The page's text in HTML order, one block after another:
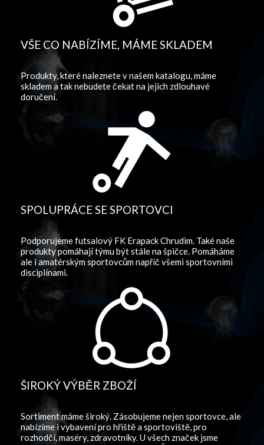
VŠE CO NABÍZÍME, MÁME SKLADEM
Produkty, které naleznete v našem katalogu, máme
skladem a tak nebudete čekat na jejich zdlouhavé
doručení.
SPOLUPRÁCE SE SPORTOVCI
Podporujeme futsalový FK Erapack Chrudim. Také naše
produkty pomáhají týmu být stále na špičce. Pomáháme
ale i amatérským sportovcům napříč všemi sportovními
disciplínami.
ŠIROKÝ VÝBĚR ZBOŽÍ
Sortiment máme široký. Zásobujeme nejen sportovce, ale
nabízíme i vybavení pro hřiště a sportoviště, pro
rozhodčí, maséry, zdravotníky. U všech značek jsme